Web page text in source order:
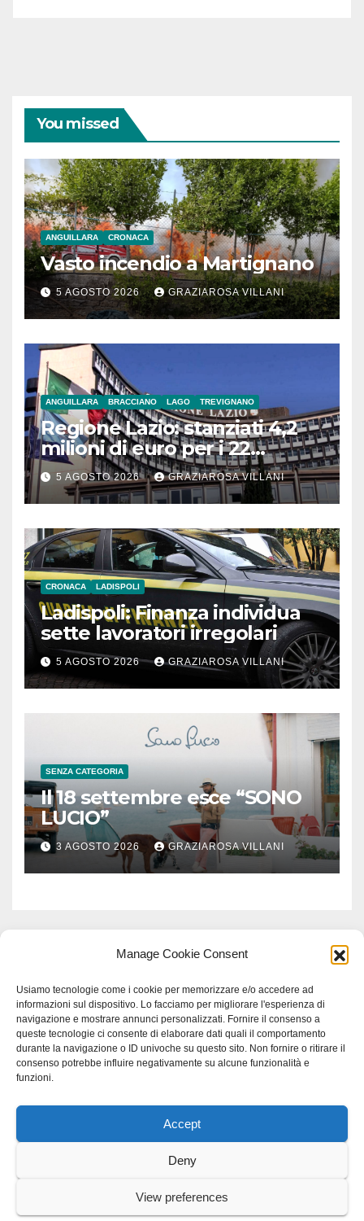
Manage Cookie Consent
Usiamo tecnologie come i cookie per memorizzare e/o accedere ad
informazioni sul dispositivo. Lo facciamo per migliorare l'esperienza di
navigazione e mostrare annunci personalizzati. Fornire il consenso a
queste tecnologie ci consente di elaborare dati quali il comportamento
durante la navigazione o ID univoche su questo sito. Non fornire o ritirare il
consenso potrebbe influire negativamente su alcune funzionalità e
funzioni.
Accept
Deny
View preferences
You missed
ANGUILLARA CRONACA
Vasto incendio a Martignano
5 AGOSTO 2026 GRAZIAROSA VILLANI
ANGUILLARA BRACCIANO LAGO TREVIGNANO
Regione Lazio: stanziati 4,2
milioni di euro per i 22
Comuni dell’Etruria
Meridionale
5 AGOSTO 2026 GRAZIAROSA VILLANI
CRONACA LADISPOLI
Ladispoli: Finanza individua
sette lavoratori irregolari
5 AGOSTO 2026 GRAZIAROSA VILLANI
SENZA CATEGORIA
Il 18 settembre esce “SONO
LUCIO”
3 AGOSTO 2026 GRAZIAROSA VILLANI
Proudly powered by WordPress|Tema: Newspaperex di
Scienzastudio specialistico bracciano